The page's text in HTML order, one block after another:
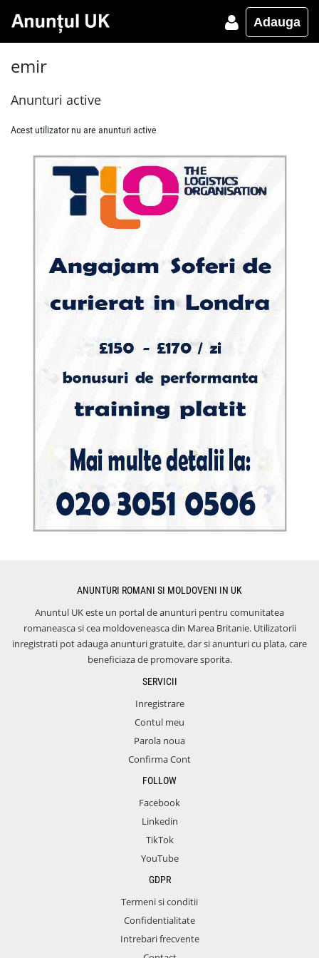
Adauga
emir
Anunturi active
Acest utilizator nu are anunturi active
ANUNTURI ROMANI SI MOLDOVENI IN UK
Anuntul UK este un portal de anunturi pentru comunitatea
romaneasca si cea moldoveneasca din Marea Britanie. Utilizatorii
inregistrati pot adauga anunturi gratuite, dar si anunturi cu plata, care
beneficiaza de promovare sporita.
SERVICII
Inregistrare
Contul meu
Parola noua
Confirma Cont
FOLLOW
Facebook
Linkedin
TikTok
YouTube
GDPR
Termeni si conditii
Confidentialitate
Intrebari frecvente